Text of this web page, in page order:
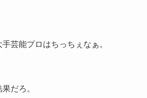
芸能プロはちっちぇなぁ。
だろ。